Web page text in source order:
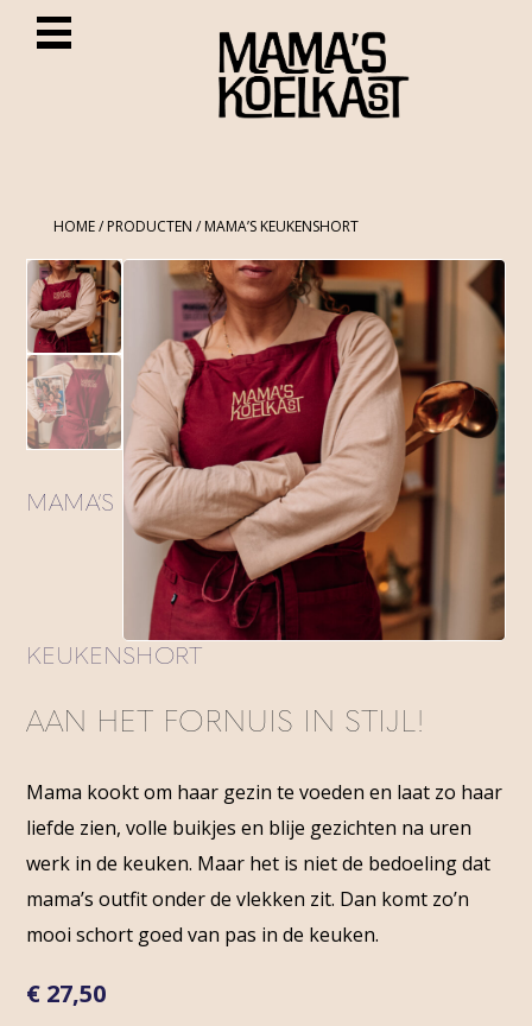
HOME/PRODUCTEN / MAMA’S KEUKENSHORT
MAMA’S
KEUKENSHORT
AAN HET FORNUIS IN STIJL!
Mama kookt om haar gezin te voeden en laat zo haar
liefde zien, volle buikjes en blije gezichten na uren
werk in de keuken. Maar het is niet de bedoeling dat
mama’s outfit onder de vlekken zit. Dan komt zo’n
mooi schort goed van pas in de keuken.
€ 27,50